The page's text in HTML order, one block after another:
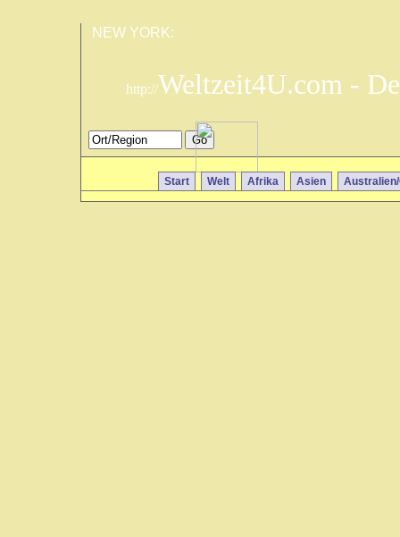
NEW YORK:
http://Weltzeit4U.com -
Start Welt Afrika Asien